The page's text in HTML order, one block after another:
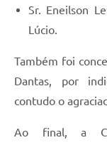
Sr. Eneilson
Lúcio.
Também foi
Dantas, por
contudo o
Ao final, a